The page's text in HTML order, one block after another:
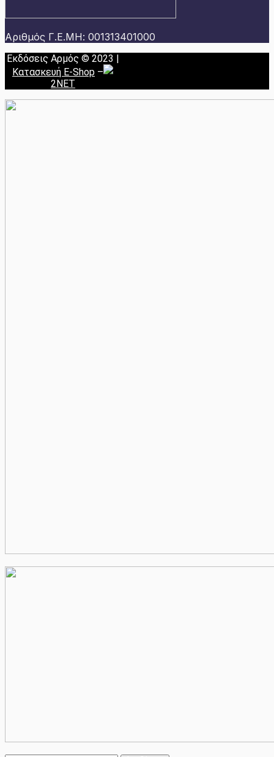
Αριθμός Γ.Ε.ΜΗ: 001313401000
Εκδόσεις Αρμός © 2023 |
Κατασκευή E-Shop –
2NET